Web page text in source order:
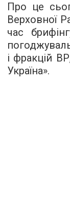
Про це
Верховної
час
і фракцій
Україна».